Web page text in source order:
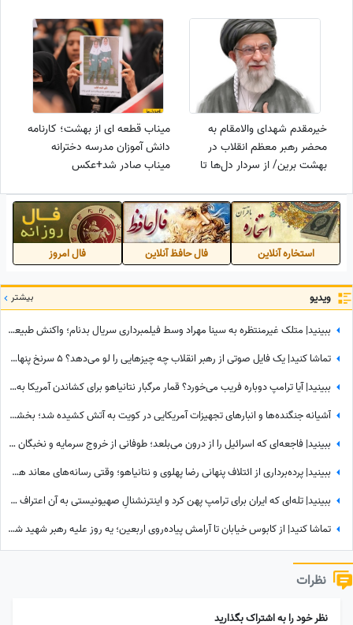
تو بمان در دل و جان
خیرمقدم شهدای والامقام به
محضر رهبر معظم انقلاب در
بهشت برین/ از سردار دل‌ها تا
استقبال ایشان آمدند
میناب قطعه ای از بهشت؛ کارنامه
دانش آموزان مدرسه دخترانه
میناب صادر شد+عکس
استخاره آنلاین فال حافظ آنلاین فال امروز
ویدیو بیشتر
ببینید| متلک غیرمنتظره به سینا مهراد وسط فیلمبرداری سریال بدنام؛ واکنش طبیعی او همه را غافلگیر کرد
تماشا کنید| یک فایل صوتی از رهبر انقلاب چه چیزهایی را لو می‌دهد؟ 5 سرنخ پنهان در یک صدا که چیزی از آن نمی‌دانستید
ببینید| آیا ترامپ دوباره فریب می‌خورد؟ قمار مرگبار نتانیاهو برای کشاندن آمریکا به باتلاق جنگ با ایران!
آشیانه جنگنده‌ها و انبارهای تجهیزات آمریکایی در کویت به آتش کشیده شد؛ بخشی از انتقام حمله به قشم تیک خورد!
ببینید| فاجعه‌ای که اسرائیل را از درون می‌بلعد؛ طوفانی از خروج سرمایه و نخبگان که نتانیاهو را به خاک سیاه نشاند!
ببینید| پرده‌برداری از ائتلاف پنهانی رضا پهلوی و نتانیاهو؛ وقتی رسانه‌های معاند هم به بی‌عرضگی اپوزیسیون اعتراف می‌کنند!
ببینید| تله‌ای که ایران برای ترامپ پهن کرد و اینترنشنالِ صهیونیستی به آن اعتراف کرد!
تماشا کنید| از کابوس خیابان تا آرامش پیاده‌روی اربعین؛ یه روز علیه رهبر شهید شعار میدادم امروز شدم نایب الزیاره خود آقا...
نظرات
نظر خود را به اشتراک بگذارید